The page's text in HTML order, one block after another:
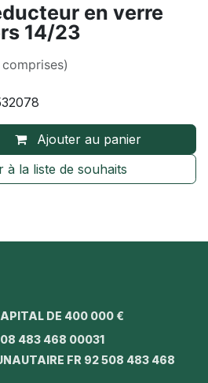
en verre
14/23
Ajouter au panier
à la liste de souhaits
DE 400 000 €
483 468 00031
FR 92 508 483 468